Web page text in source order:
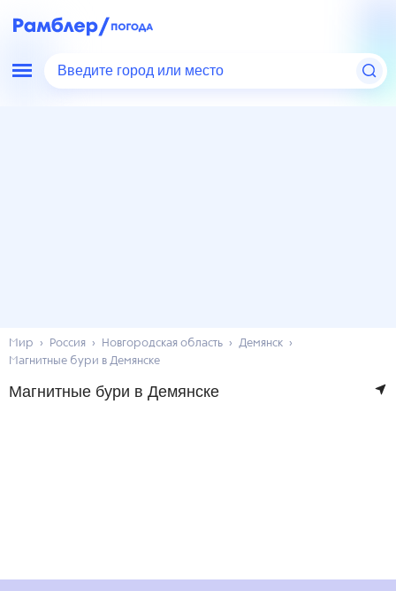
Введите город или место
Мир Россия Новгородская область
Демянск
Магнитные бури в Демянске
Магнитные бури в Демянске